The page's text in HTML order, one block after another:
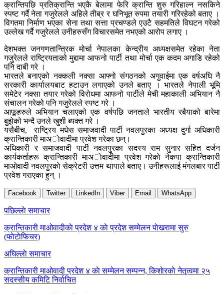
क्रान्तिपछि प्रतिक्रान्ति भएकै बेलामा फेरि क्रान्ति शुरु गरिहाल्न नसकिने
स्पष्ट गर्दै नेता गजुरेलले अहिले तीब्र र घनिभूत रुपमा तयारी गरिरहेको बताए ।
विगतमा निर्माण भएका सेना तथा सत्ता प्रचण्डले एउटै सहमतिले विघटन गरेको
उल्लेख गर्दै गजुरेलले उनीहरुसँग विचारसमेत नभएको आरोप लगाए ।
देशभक्त जनगणतान्त्रिक मोर्चा नेपालका केन्द्रीय अध्यक्षसमेत रहेका नेता
गजुरेलले राष्ट्रियताको मुद्दामा आफनो पार्टी तथा मोर्चा एक कदम अगाडि रहेको
पनि दाबी गरे ।
भारतले बनाएको नक्कली नक्सा आफ्नो संगठनको अगुवाईमा एक वर्षअघि नै
सरकारी कार्यालयबाट हटाउन लगाएको उनले बताए । भारतले नेपाली भूमि
समेटेर नक्सा तयार गरेको विरोधमा आफनो पार्टीले मेची महाकाली अभियान नै
संचालन गरेको पनि गजुरेलले स्पष्ट गरे ।
आफूहरुले अभियान चलाएको एक वर्षपछि जनताले भारतीय रबैयाको बारेमा
बुझेको भन्दै उनले खुशी ब्यक्त गरे ।
यसैबीच, राष्ट्रिय मधेस समाजवादी पार्टी नवलपुरका अध्यक्ष दुर्गा अधिकारी
क्रान्तिकारी माअाेवादीमा प्रवेश गरेका छन्।
अधिकारी र समाजवादी पार्टी नवलपुरका सदस्य राम सुनार सहित दर्जन
कार्यकर्ताहरू क्रान्तिकारी माअाेवादीमा प्रवेश गरेकाे नेकपा क्रान्तिकारी
माओवादी नवलपुरकाे सेक्रेटरी उत्तम थापाले बताए। उनीहरूलाई मंगलबार पार्टी
प्रवेश गराएका हुन् ।
Facebook Twitter LinkedIn Viber Email WhatsApp
Post
navigation
पछिल्लाे समाचार
क्रान्तिकारी माओवादीकाे प्रदेश ४ काे प्रदेश सम्मेलन पाेखरामा सुरु
(फाेटाेफिचर)
अघिल्लाे समाचार
क्रान्तिकारी माओवादी प्रदेश ४ काे सम्मेलन सम्पन्न, किशाेरकाे नेतृत्वमा २५
सदस्सीय कमिटि निर्वाचित